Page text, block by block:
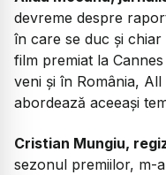
devreme despre
în care se duc și
film premiat la
veni și în România, All
abordează aceeași
Cristian Mungiu,
sezonul premiilor, m-